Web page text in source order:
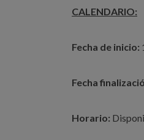
CALENDARIO:
Fecha de inicio:
Fecha
Horario: